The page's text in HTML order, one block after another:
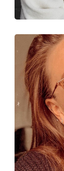
Marque: